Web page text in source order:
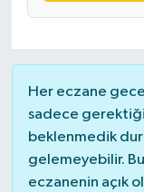
Her eczane gece
sadece
beklenmedik
gelemeyebilir.
eczanenin açık
MANİSA'YI
TÜRKİYE'DE
ÖZEL HABER